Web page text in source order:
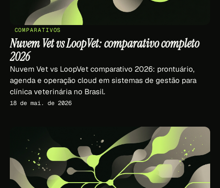
COMPARATIVOS
Nuvem Vet vs LoopVet: comparativo completo
2026
Nuvem Vet vs LoopVet comparativo 2026: prontuário,
agenda e operação cloud em sistemas de gestão para
clínica veterinária no Brasil.
18 de mai. de 2026